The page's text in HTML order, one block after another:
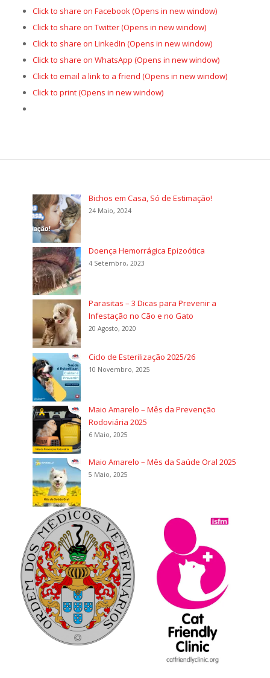
Click to share on Facebook (Opens in new window)
Click to share on Twitter (Opens in new window)
Click to share on LinkedIn (Opens in new window)
Click to share on WhatsApp (Opens in new window)
Click to email a link to a friend (Opens in new window)
Click to print (Opens in new window)
Bichos em Casa, Só de Estimação!
24 Maio, 2024
Doença Hemorrágica Epizoótica
4 Setembro, 2023
Parasitas – 3 Dicas para Prevenir a
Infestação no Cão e no Gato
20 Agosto, 2020
Ciclo de Esterilização 2025/26
10 Novembro, 2025
Maio Amarelo – Mês da Prevenção
Rodoviária 2025
6 Maio, 2025
Maio Amarelo – Mês da Saúde Oral 2025
5 Maio, 2025